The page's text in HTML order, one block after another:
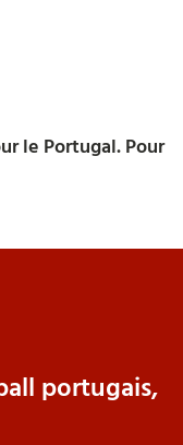
le Portugal. Pour
portugais,